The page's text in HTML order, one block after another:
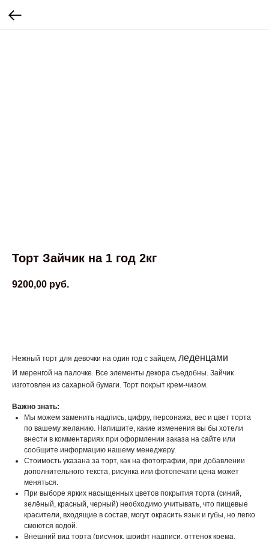
Торт Зайчик на 1 год 2кг
9200,00 руб.
Нежный торт для девочки на один год с зайцем, леденцами
и меренгой на палочке. Все элементы декора съедобны. Зайчик
изготовлен из сахарной бумаги. Торт покрыт крем-чизом.
Важно знать:
Мы можем заменить надпись, цифру, персонажа, вес и цвет торта
по вашему желанию. Напишите, какие изменения вы бы хотели
внести в комментариях при оформлении заказа на сайте или
сообщите информацию нашему менеджеру.
Стоимость указана за торт, как на фотографии, при добавлении
дополнительного текста, рисунка или фотопечати цена может
меняться.
При выборе ярких насыщенных цветов покрытия торта (синий,
зелёный, красный, черный) необходимо учитывать, что пищевые
красители, входящие в состав, могут окрасить язык и губы, но легко
смоются водой.
Внешний вид торта (рисунок, шрифт надписи, оттенок крема,